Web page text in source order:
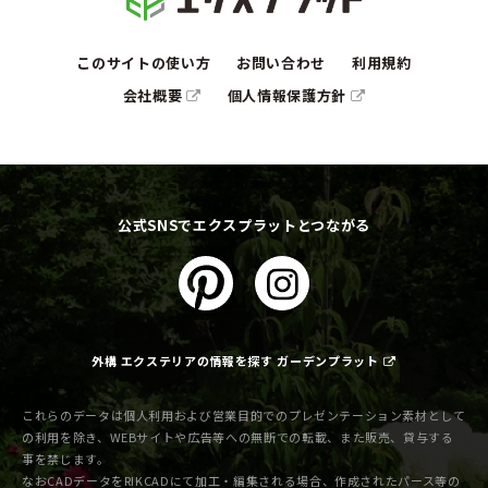
このサイトの使い方 お問い合わせ
利用規約
会社概要
個人情報保護方針
公式SNSでエクスプラットとつながる
外構 エクステリアの情報を探す ガーデンプラット
これらのデータは個人利用および営業目的でのプレゼンテーション素材として
の利用を除き、WEBサイトや広告等への無断での転載、また販売、貸与する
事を禁じます。
なおCADデータをRIKCADにて加工・編集される場合、作成されたパース等の